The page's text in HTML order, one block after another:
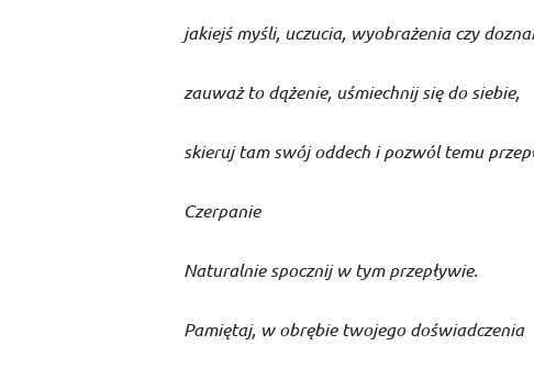
jakiejś myśli, uczucia, wyobrażenia czy
zauważ to dążenie, uśmiechnij się do siebie,
skieruj tam swój oddech i pozwól temu
Czerpanie
Naturalnie spocznij w tym przepływie.
Pamiętaj, w obrębie twojego doświadczenia